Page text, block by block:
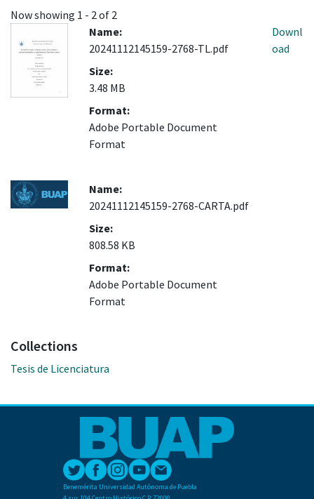
Now showing 1 - 2 of 2
Name:
20241112145159-2768-TL.pdf
Size:
3.48 MB
Format:
Adobe Portable Document
Format
Downl
oad
Name:
20241112145159-2768-CARTA.pdf
Size:
808.58 KB
Format:
Adobe Portable Document
Format
Collections
Tesis de Licenciatura
Benemérita Universidad Autónoma de Puebla